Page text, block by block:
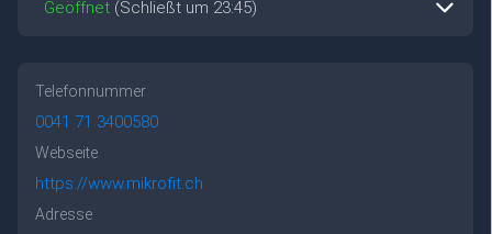
Geöffnet (Schließt um 23:45)
Telefonnummer
0041 71 3400580
Webseite
https://www.mikrofit.ch
Adresse